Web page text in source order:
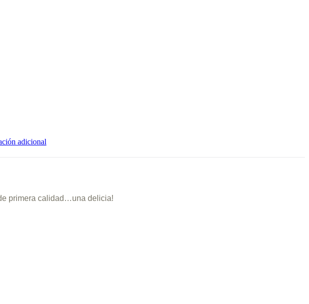
adicional
primera calidad…una delicia!